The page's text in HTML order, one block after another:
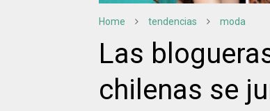
Home tendencias moda
Las
chilenas se